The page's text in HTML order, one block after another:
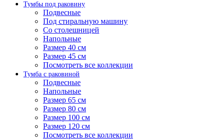
Тумбы под раковину
Подвесные
Под стиральную машину
Со столешницей
Напольные
Размер 40 см
Размер 45 см
Посмотреть все коллекции
Тумба с раковиной
Подвесные
Напольные
Размер 65 см
Размер 80 см
Размер 100 см
Размер 120 см
Посмотреть все коллекции